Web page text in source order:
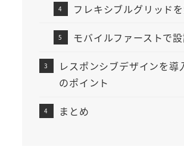
フレキシブルグリッド
モバイルファーストで
レスポンシブデザインを導
のポイント
まとめ